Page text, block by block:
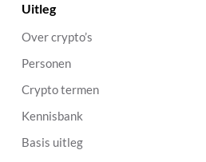
Uitleg
Over crypto’s
Personen
Crypto termen
Kennisbank
Basis uitleg